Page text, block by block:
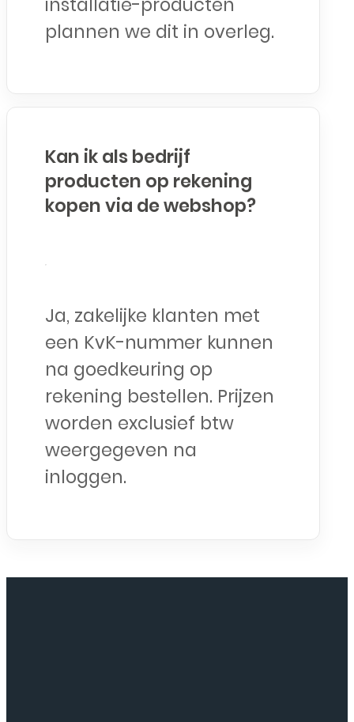
plannen we dit in overleg.
Kan ik als bedrijf
producten op rekening
kopen via de webshop?
Ja, zakelijke klanten met
een KvK-nummer kunnen
na goedkeuring op
rekening bestellen. Prijzen
worden exclusief btw
weergegeven na
inloggen.